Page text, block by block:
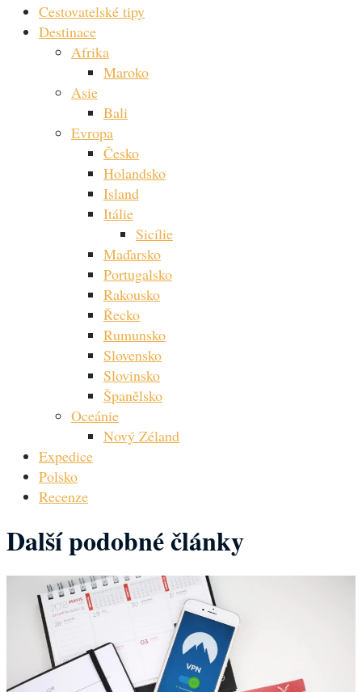
Cestovatelské tipy
Destinace
Afrika
Maroko
Asie
Bali
Evropa
Česko
Holandsko
Island
Itálie
Sicílie
Maďarsko
Portugalsko
Rakousko
Řecko
Rumunsko
Slovensko
Slovinsko
Španělsko
Oceánie
Nový Zéland
Expedice
Polsko
Recenze
Další podobné články